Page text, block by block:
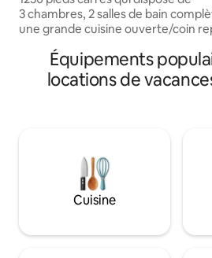
3 chambres, 2 salles de bain
une grande cuisine ouverte/coin
cheminée, avec une vue
depuis les 3 grandes portes patio.
Construite en 2020, cette maison
parfaite pour les divertissements.
quelques pas du parc national du
Riding, cet endroit est parfait pour
escapade d'un week-end. Numéro
06-2024
Équipements
locations de
Cuisine